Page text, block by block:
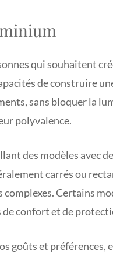
qui souhaitent
de construire
sans bloquer la
polyvalence.
des modèles avec
carrés ou
Certains
de confort et de
goûts et préférences,